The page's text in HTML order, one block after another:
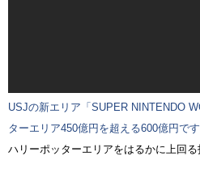
USJの新エリア「SUPER NINTENDO
ターエリア450億円を超える600億円です
ハリーポッターエリアをはるかに上回る